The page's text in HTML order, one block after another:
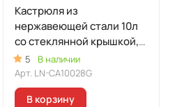
Кастрюля из
нержавеющей стали 10л
со стеклянной крышкой,
линия "Леон"
5
В наличии
Арт. LN-CA10028G
В корзину